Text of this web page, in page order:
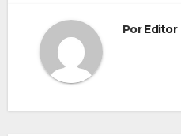
entradasPorEditor